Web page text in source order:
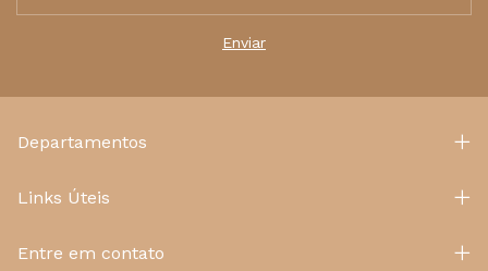
Departamentos
Links Úteis
Entre em contato